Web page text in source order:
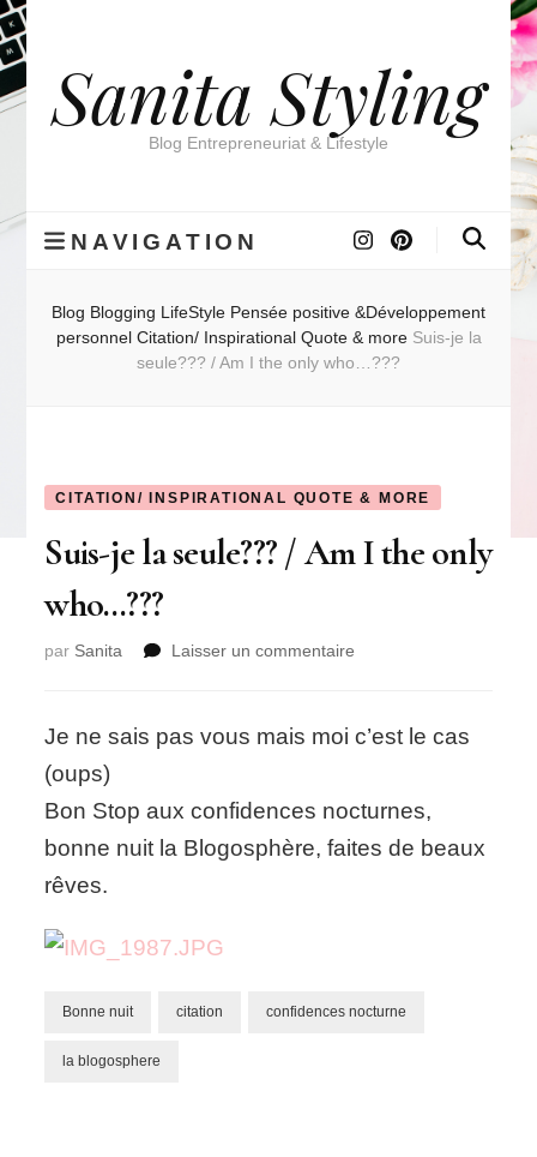
Sanita Styling
Blog Entrepreneuriat & Lifestyle
NAVIGATION
Blog Blogging LifeStyle Pensée positive &Développement
personnel Citation/ Inspirational Quote & more Suis-je la
seule??? / Am I the only who…???
CITATION/ INSPIRATIONAL QUOTE & MORE
Suis-je la seule??? / Am I the only
who…???
par Sanita Laisser un commentaire
seule???
Am
the
Je ne sais pas vous mais moi c’est le cas
(oups)
Bon Stop aux confidences nocturnes,
bonne nuit la Blogosphère, faites de beaux
rêves.
Bonne nuit citation confidences nocturne
la blogosphere